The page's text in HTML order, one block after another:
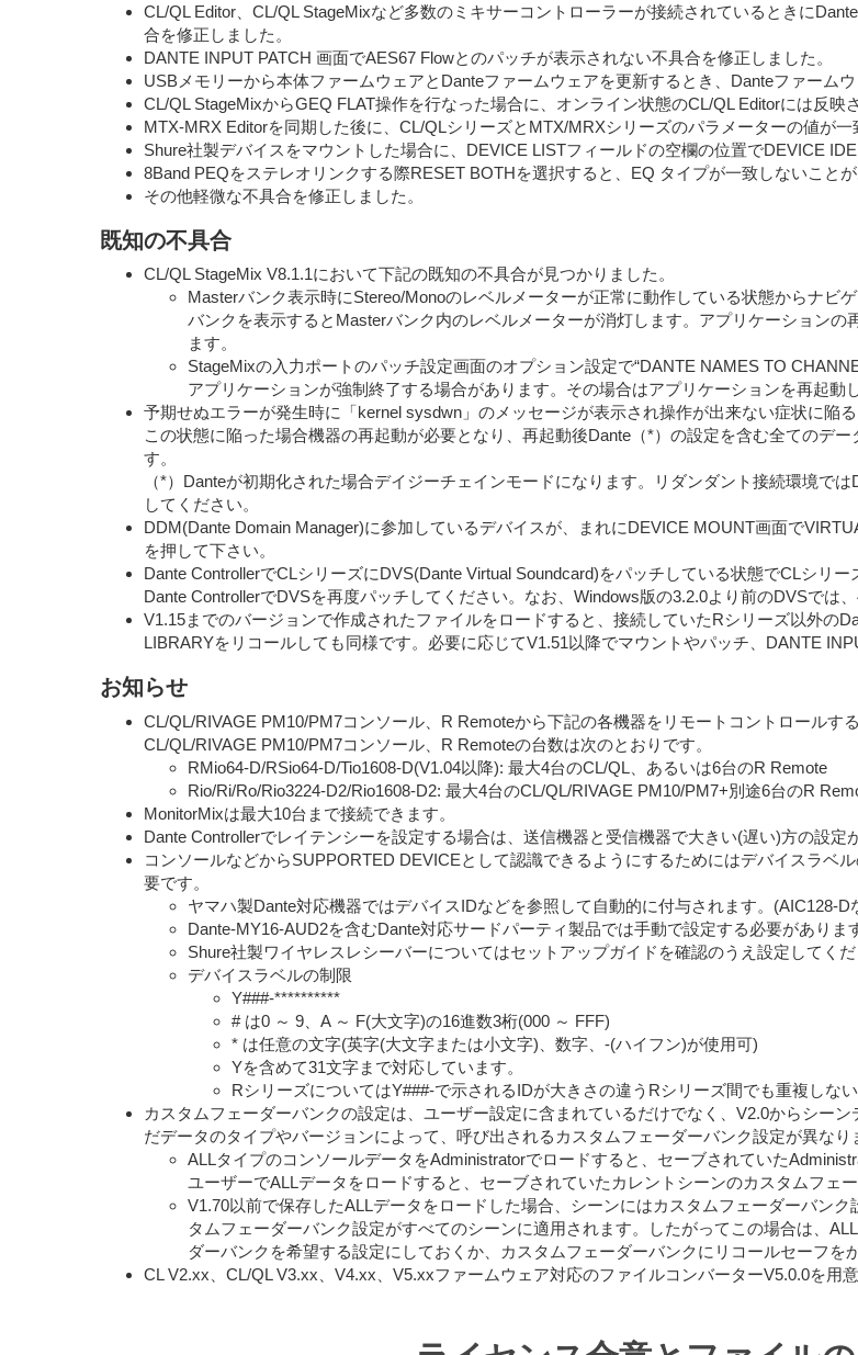
CL/QL Editor、CL/QL StageMixなど多数のミキサーコントローラーが接続されているときに
合を修正しました。
DANTE INPUT PATCH 画面でAES67 Flowとのパッチが表示されない不具合を修正しました。
USBメモリーから本体ファームウェアとDanteファームウェアを更新するとき、Danteファーム
CL/QL StageMixからGEQ FLAT操作を行なった場合に、オンライン状態のCL/QL Editorには反映
MTX-MRX Editorを同期した後に、CL/QLシリーズとMTX/MRXシリーズのパラメーターの値が一
Shure社製デバイスをマウントした場合に、DEVICE LISTフィールドの空欄の位置でDEVICE
8Band PEQをステレオリンクする際RESET BOTHを選択すると、EQ タイプが一致しないことが
その他軽微な不具合を修正しました。
既知の不具合
CL/QL StageMix V8.1.1において下記の既知の不具合が見つかりました。
Masterバンク表示時にStereo/Monoのレベルメーターが正常に動作している状態からナビ
バンクを表示するとMasterバンク内のレベルメーターが消灯します。アプリケーション
ます。
StageMixの入力ポートのパッチ設定画面のオプション設定で“DANTE NAMES TO
アプリケーションが強制終了する場合があります。その場合はアプリケーションを再起動
予期せぬエラーが発生時に「kernel sysdwn」のメッセージが表示され操作が出来ない症状に陥る
この状態に陥った場合機器の再起動が必要となり、再起動後Dante（*）の設定を含む全てのデ
す。
（*）Danteが初期化された場合デイジーチェインモードになります。リダンダント接続環境で
してください。
DDM(Dante Domain Manager)に参加しているデバイスが、まれにDEVICE MOUNT画面で
を押して下さい。
Dante ControllerでCLシリーズにDVS(Dante Virtual Soundcard)をパッチしている状態でCLシリ
Dante ControllerでDVSを再度パッチしてください。なお、Windows版の3.2.0より前のDVSでは
V1.15までのバージョンで作成されたファイルをロードすると、接続していたRシリーズ以外の
LIBRARYをリコールしても同様です。必要に応じてV1.51以降でマウントやパッチ、DANTE
お知らせ
CL/QL/RIVAGE PM10/PM7コンソール、R Remoteから下記の各機器をリモートコントロールす
CL/QL/RIVAGE PM10/PM7コンソール、R Remoteの台数は次のとおりです。
RMio64-D/RSio64-D/Tio1608-D(V1.04以降): 最大4台のCL/QL、あるいは6台のR Remote
Rio/Ri/Ro/Rio3224-D2/Rio1608-D2: 最大4台のCL/QL/RIVAGE PM10/PM7+別途6台のR
MonitorMixは最大10台まで接続できます。
Dante Controllerでレイテンシーを設定する場合は、送信機器と受信機器で大きい(遅い)方の設定
コンソールなどからSUPPORTED DEVICEとして認識できるようにするためにはデバイスラベ
要です。
ヤマハ製Dante対応機器ではデバイスIDなどを参照して自動的に付与されます。(AIC128-
Dante-MY16-AUD2を含むDante対応サードパーティ製品では手動で設定する必要がありま
Shure社製ワイヤレスレシーバーについてはセットアップガイドを確認のうえ設定してくだ
デバイスラベルの制限
Y###-**********
# は0 ～ 9、A ～ F(大文字)の16進数3桁(000 ～ FFF)
* は任意の文字(英字(大文字または小文字)、数字、-(ハイフン)が使用可)
Yを含めて31文字まで対応しています。
RシリーズについてはY###-で示されるIDが大きさの違うRシリーズ間でも重複しない
カスタムフェーダーバンクの設定は、ユーザー設定に含まれているだけでなく、V2.0からシー
だデータのタイプやバージョンによって、呼び出されるカスタムフェーダーバンク設定が異なり
ALLタイプのコンソールデータをAdministratorでロードすると、セーブされていた
ユーザーでALLデータをロードすると、セーブされていたカレントシーンのカスタムフェ
V1.70以前で保存したALLデータをロードした場合、シーンにはカスタムフェーダーバン
タムフェーダーバンク設定がすべてのシーンに適用されます。したがってこの場合は、
ダーバンクを希望する設定にしておくか、カスタムフェーダーバンクにリコールセーフを
CL V2.xx、CL/QL V3.xx、V4.xx、V5.xxファームウェア対応のファイルコンバーターV5.0.0を用意